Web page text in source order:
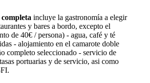
incluye la gastronomía a elegir
y bares a bordo, excepto el
de 40€ / persona) - agua, café y té
- alojamiento en el camarote doble
completo seleccionado - servicio de
portuarias y de servicio, asi como